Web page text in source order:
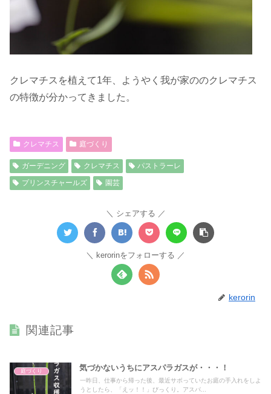
クレマチスを植えて1年、ようやく我が家ののクレマチス
の特徴が分かってきました。
クレマチス 庭づくり
ガーデニング クレマチス
パストラーレ
プリンスチャールズ
園芸
シェアする
kerorinをフォローする
kerorin
関連記事
庭づくり 気づかないうちにアスパラガスが・・・！
一昨日、仕事から帰った後、最近サボっていたお庭の手入れをしよ
うとしたら、「えッ！！」びっくり。アスパ...